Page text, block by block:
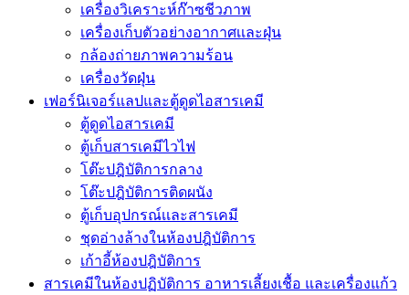
เครื่องวิเคราะห์ก๊าซชีวภาพ
เครื่องเก็บตัวอย่างอากาศเเละฝุ่น
กล้องถ่ายภาพความร้อน
เครื่องวัดฝุ่น
เฟอร์นิเจอร์แลปและตู้ดูดไอสารเคมี
ตู้ดูดไอสารเคมี
ตู้เก็บสารเคมีไวไฟ
โต๊ะปฎิบัติการกลาง
โต๊ะปฎิบัติการติดผนัง
ตู้เก็บอุปกรณ์เเละสารเคมี
ชุดอ่างล้างในห้องปฎิบัติการ
เก้าอี้ห้องปฎิบัติการ
สารเคมีในห้องปฏิบัติการ อาหารเลี้ยงเชื้อ และเครื่องแก้ว